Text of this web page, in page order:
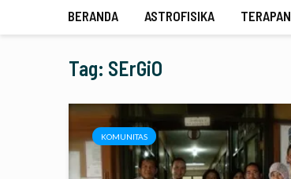
BERANDA ASTROFISIKA TERAPAN
Tag: SErGiO
KOMUNITAS